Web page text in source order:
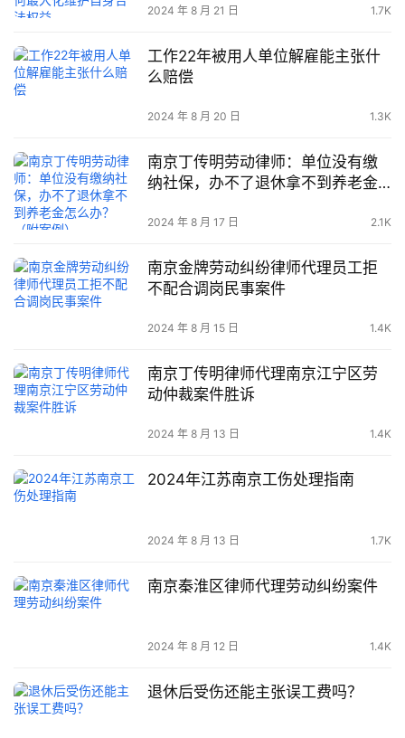
2024 年 8 月 21 日 1.7K
工作22年被用人单位解雇能主张什
么赔偿
2024 年 8 月 20 日 1.3K
南京丁传明劳动律师：单位没有缴
纳社保，办不了退休拿不到养老金
2024 年 8 月 17 日 2.1K
南京金牌劳动纠纷律师代理员工拒
不配合调岗民事案件
2024 年 8 月 15 日 1.4K
南京丁传明律师代理南京江宁区劳
动仲裁案件胜诉
2024 年 8 月 13 日 1.4K
2024年江苏南京工伤处理指南
2024 年 8 月 13 日 1.7K
南京秦淮区律师代理劳动纠纷案件
2024 年 8 月 12 日 1.4K
退休后受伤还能主张误工费吗？